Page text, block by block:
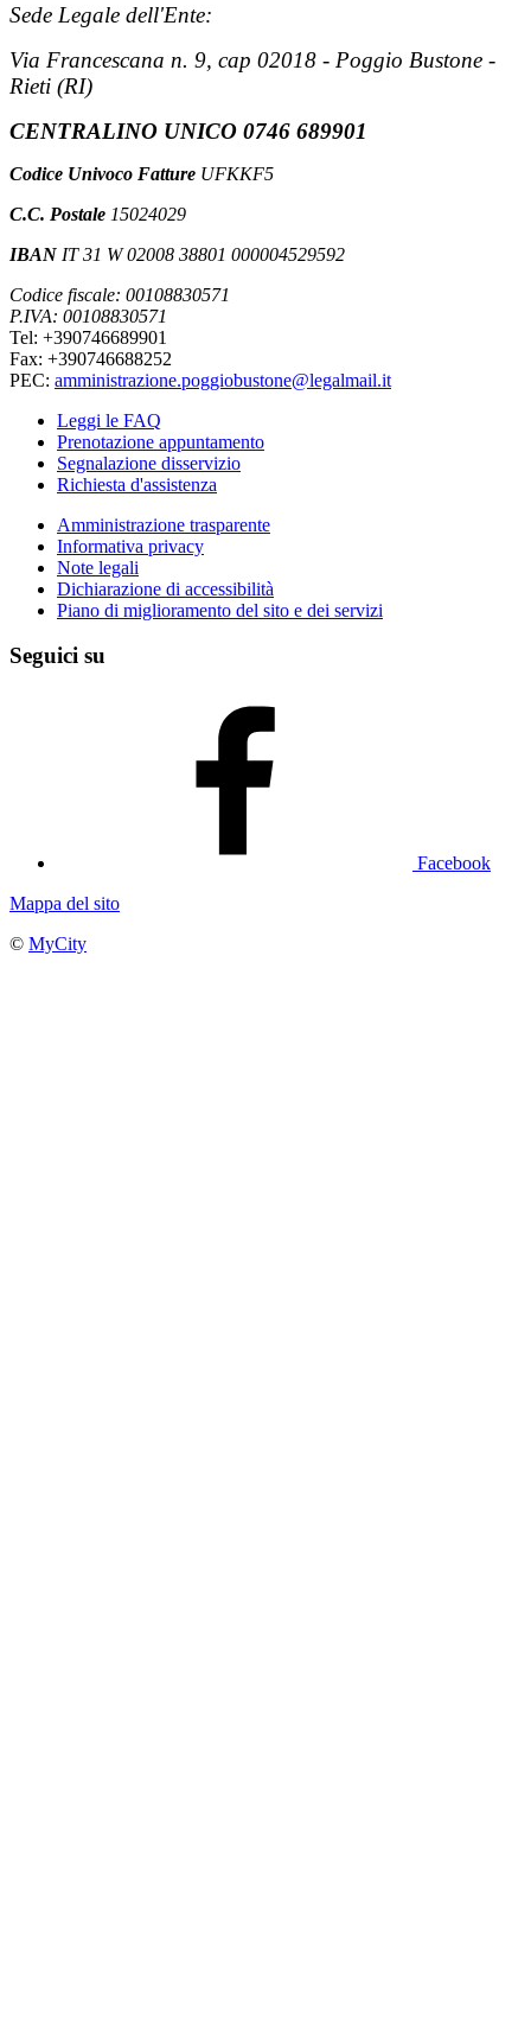
Sede Legale dell'Ente:
Via Francescana n. 9, cap 02018 - Poggio Bustone -
Rieti (RI)
CENTRALINO UNICO 0746 689901
Codice Univoco Fatture UFKKF5
C.C. Postale 15024029
IBAN IT 31 W 02008 38801 000004529592
Codice fiscale: 00108830571
P.IVA: 00108830571
Tel: +390746689901
Fax: +390746688252
PEC: amministrazione.poggiobustone@legalmail.it
Leggi le FAQ
Prenotazione appuntamento
Segnalazione disservizio
Richiesta d'assistenza
Amministrazione trasparente
Informativa privacy
Note legali
Dichiarazione di accessibilità
Piano di miglioramento del sito e dei servizi
Seguici su
Facebook
Mappa del sito
© MyCity